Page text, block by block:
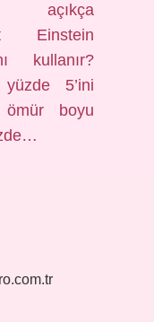
açıkça
Einstein
kullanır?
5’ini
ömür boyu